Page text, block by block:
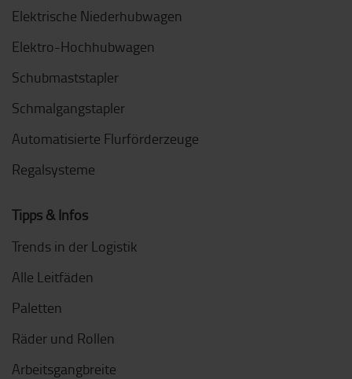
Elektrische Niederhubwagen
Elektro-Hochhubwagen
Schubmaststapler
Schmalgangstapler
Automatisierte Flurförderzeuge
Regalsysteme
Tipps & Infos
Trends in der Logistik
Alle Leitfäden
Paletten
Räder und Rollen
Arbeitsgangbreite